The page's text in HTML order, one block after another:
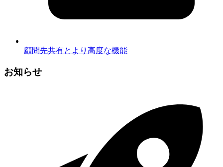
顧問先共有とより高度な機能
お知らせ